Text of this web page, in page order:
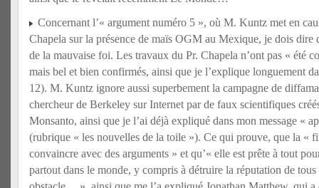
Concernant l’« argument numéro 5 », où M. Kuntz met en
Chapela sur la présence de maïs OGM au Mexique, je dois dire
de la mauvaise foi. Les travaux du Pr. Chapela n’ont pas « été
mais bel et bien confirmés, ainsi que je l’explique longuement
12). M. Kuntz ignore aussi superbement la campagne de
chercheur de Berkeley sur Internet par de faux scientifiques
Monsanto, ainsi que je l’ai déjà expliqué dans mon message «
(rubrique « les nouvelles de la toile »). Ce qui prouve, que la «
convaincre avec des arguments » et qu’« elle est prête à tout
partout dans le monde, y compris à détruire la réputation de